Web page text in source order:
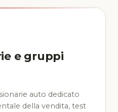
e gruppi
auto dedicato
della vendita, test